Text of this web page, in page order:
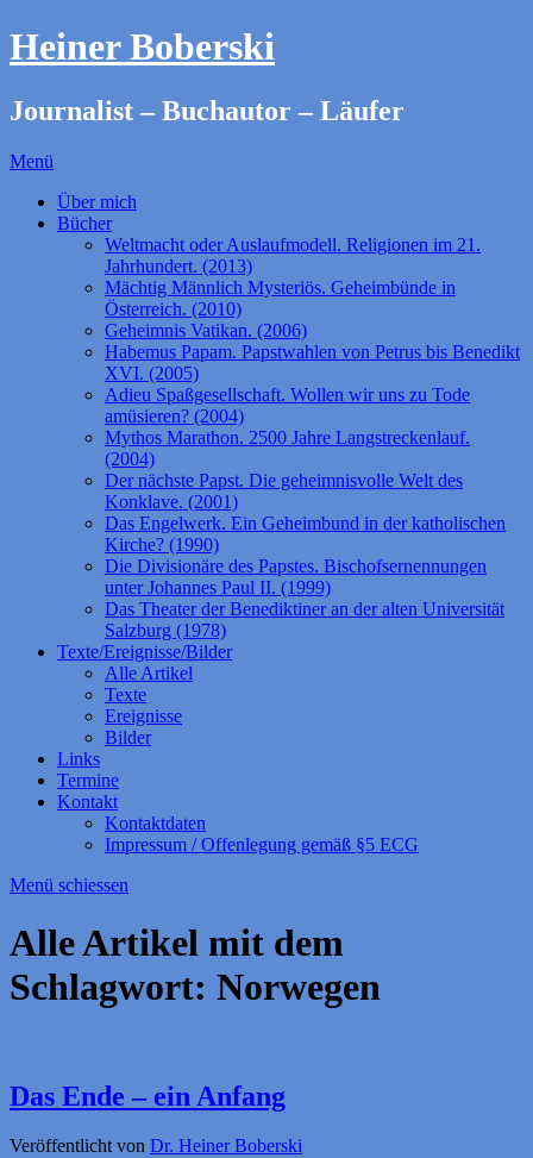
Heiner Boberski
Journalist – Buchautor – Läufer
Menü
Über mich
Bücher
Weltmacht oder Auslaufmodell. Religionen im 21.
Jahrhundert. (2013)
Mächtig Männlich Mysteriös. Geheimbünde in
Österreich. (2010)
Geheimnis Vatikan. (2006)
Habemus Papam. Papstwahlen von Petrus bis Benedikt
XVI. (2005)
Adieu Spaßgesellschaft. Wollen wir uns zu Tode
amüsieren? (2004)
Mythos Marathon. 2500 Jahre Langstreckenlauf.
(2004)
Der nächste Papst. Die geheimnisvolle Welt des
Konklave. (2001)
Das Engelwerk. Ein Geheimbund in der katholischen
Kirche? (1990)
Die Divisionäre des Papstes. Bischofsernennungen
unter Johannes Paul II. (1999)
Das Theater der Benediktiner an der alten Universität
Salzburg (1978)
Texte/Ereignisse/Bilder
Alle Artikel
Texte
Ereignisse
Bilder
Links
Termine
Kontakt
Kontaktdaten
Impressum / Offenlegung gemäß §5 ECG
Menü schiessen
Alle Artikel mit dem
Schlagwort: Norwegen
Das Ende – ein Anfang
Veröffentlicht von Dr. Heiner Boberski